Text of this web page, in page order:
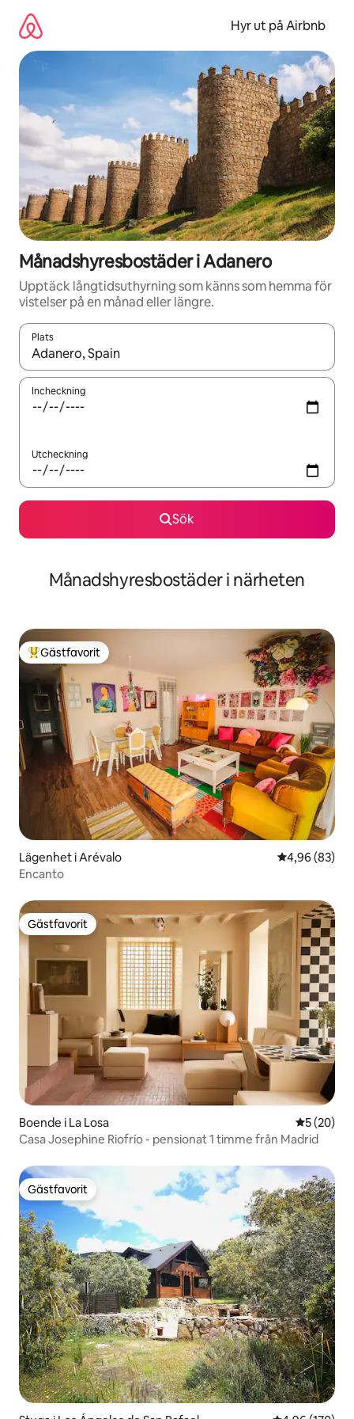
innehåll
Hyr ut på Airbnb
Månadshyresbostäder i Adanero
Upptäck långtidsuthyrning som känns som hemma för
vistelser på en månad eller längre.
Plats
När resultaten är tillgängliga kan du navigera med upp- och
Incheckning
Utcheckning
Sök
Månadshyresbostäder i närheten
Populär gästfavorit
Gästfavorit
Lägenhet i Arévalo 4,96 av 5 i
4,96 (83)
Encanto
Gästfavorit
Gästfavorit
Boende i La Losa 5 av 5 i
5 (20)
Casa Josephine Riofrío - pensionat 1 timme från Madrid
Gästfavorit
Gästfavorit